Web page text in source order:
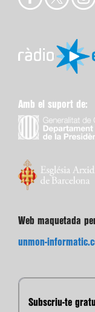
Amb el suport de:
Web maquetada
unmon-
Subscriu-te